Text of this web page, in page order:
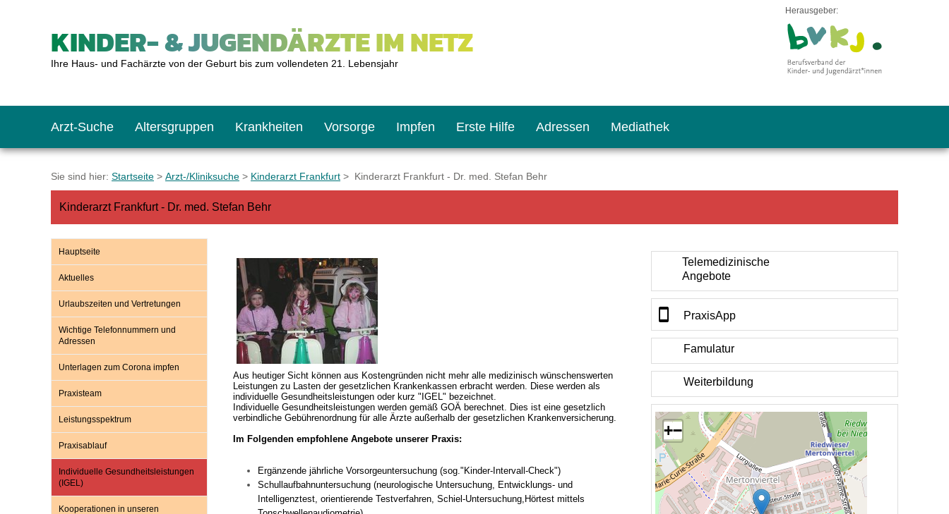
KINDER- & JUGENDÄRZTE IM NETZ
Ihre Haus- und Fachärzte von der Geburt bis zum vollendeten 21. Lebensjahr
Herausgeber:
Arzt-Suche Altersgruppen
Das erste Jahr
Schulkinder
Jugendliche
Krankheiten Vorsorge
Baby: U1 bis U6
Schulkind: U10 bis U11
Teenager: J1 bis J2
Impfen
Impfkalender
Was muss man beachten?
Impfreaktionen
Impfsicherheit
Häufige Fragen
Vorsorge- und Impferinnerung
Erste Hilfe
Notrufnummern
Hausapotheke
Sofortmaßnahmen
Notdienste
Adressen
Notdienste
Gesundheitsämter
Link-Tipps
Mediathek
BMI-Rechner
Blutdruckrechner
Wachstum-Rechner
Empfehlungen zum Bildschirmmediengebrauch
Hörlexikon
Entwicklungskalender
Sie sind hier: Startseite > Arzt-/Kliniksuche > Kinderarzt Frankfurt > Kinderarzt Frankfurt - Dr. med. Stefan Behr
Kinderarzt Frankfurt - Dr. med. Stefan Behr
Hauptseite
Aktuelles
Urlaubszeiten und Vertretungen
Wichtige Telefonnummern und
Adressen
Unterlagen zum Corona impfen
Praxisteam
Leistungsspektrum
Praxisablauf
Individuelle Gesundheitsleistungen
(IGEL)
Kooperationen in unseren
Aus heutiger Sicht können aus Kostengründen nicht mehr alle medizinisch wünschenswerten
Leistungen zu Lasten der gesetzlichen Krankenkassen erbracht werden. Diese werden als
individuelle Gesundheitsleistungen oder kurz "IGEL" bezeichnet.
Individuelle Gesundheitsleistungen werden gemäß GOÄ berechnet. Dies ist eine gesetzlich
verbindliche Gebührenordnung für alle Ärzte außerhalb der gesetzlichen Krankenversicherung.
Im Folgenden empfohlene Angebote unserer Praxis:
Ergänzende jährliche Vorsorgeuntersuchung (sog."Kinder-Intervall-Check")
Schullaufbahnuntersuchung (neurologische Untersuchung, Entwicklungs- und
Intelligenztest, orientierende Testverfahren, Schiel-Untersuchung,Hörtest mittels
Telemedizinische
Angebote
PraxisApp
Famulatur
Weiterbildung
+−